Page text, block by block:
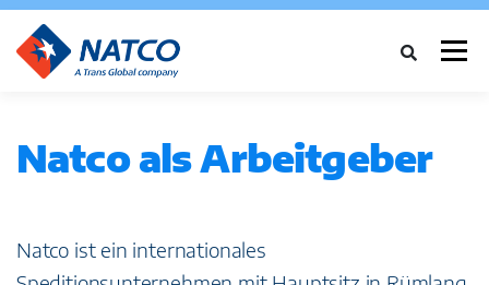
Menü
Natco als Arbeitgeber
Natco ist ein internationales